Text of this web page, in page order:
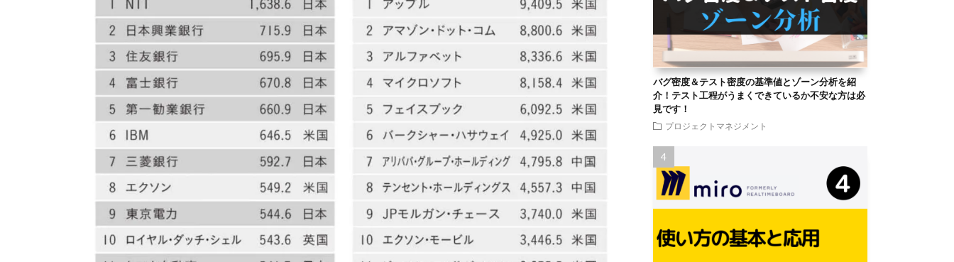
バグ密度＆テスト密度の基準値とゾーン分析を紹
介！テスト工程がうまくできているか不安な方は必
見です！
プロジェクトマネジメント